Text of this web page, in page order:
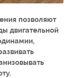
позволяют
двигательной